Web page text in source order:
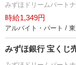
みずほドリームパート
時給1,349円
アルバイト・パート /
みずほ銀行 宝くじ